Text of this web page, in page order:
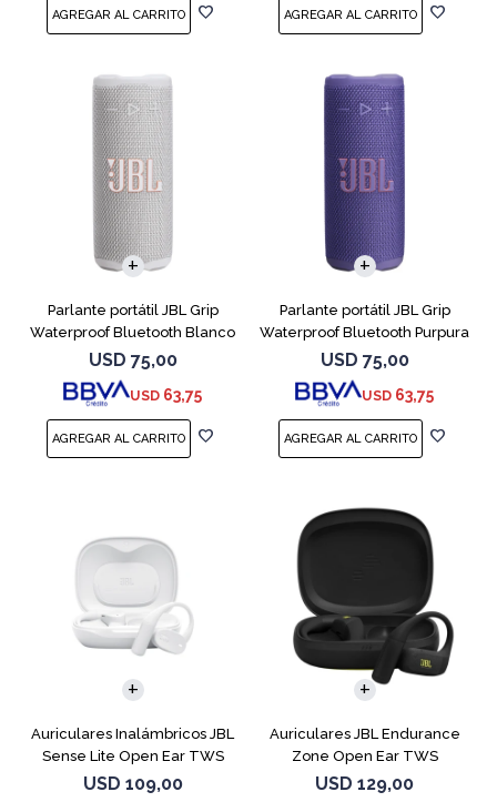
Parlante portátil JBL Grip
Waterproof Bluetooth Blanco
USD 75,00
USD 63,75
Parlante portátil JBL Grip
Waterproof Bluetooth Purpura
USD 75,00
USD 63,75
Auriculares Inalámbricos JBL
Sense Lite Open Ear TWS
Blanco
USD 109,00
Auriculares JBL Endurance
Zone Open Ear TWS
Bluetooth Black
USD 129,00